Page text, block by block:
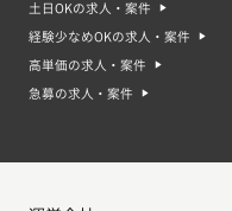
土日OKの求人・案件
経験少なめOKの求人・案件
高単価の求人・案件
急募の求人・案件